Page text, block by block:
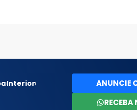
Interior
ANUNCIE